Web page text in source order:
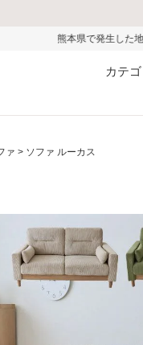
した地震およびお盆期間中の
カテゴ
ァ ソファ ルーカス